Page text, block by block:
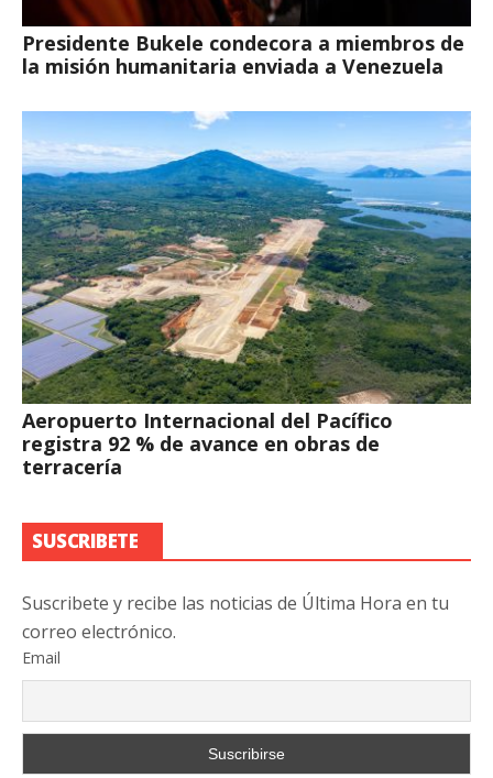
Presidente Bukele condecora a miembros de
la misión humanitaria enviada a Venezuela
Aeropuerto Internacional del Pacífico
registra 92 % de avance en obras de
terracería
SUSCRIBETE
Suscribete y recibe las noticias de Última Hora en tu
correo electrónico.
Email